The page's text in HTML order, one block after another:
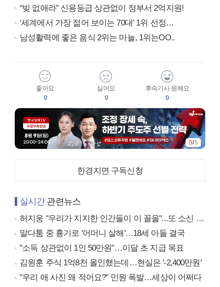
“빚 없애라” 신용등급 상관없이 정부서 2억지원!
‘세계에서 가장 젊어 보이는 70대’ 1위 선정…
남성활력에 좋은 음식 2위는 마늘, 1위는OO..
좋아요
0
싫어요
0
후속기사 원해요
0
5/5
한경지면 구독신청
실시간관련뉴스
허지웅 "우리가 지지한 인간들이 이 꼴을"...또 소신 발언
말다툼 중 흉기로 '어머니 살해'…18세 아들 결국
"소득 상관없이 1인 50만원"…이달 초 지급 목표
김원훈 주식 1억8천 올인했는데…현실은 '-2,400만원'
"우리 애 사진 왜 적어요?" 민원 폭발…세상이 어쩌다